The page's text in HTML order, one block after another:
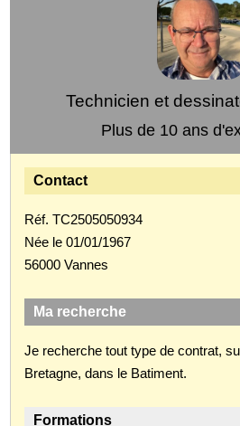
Technicien et
Plus de 10 ans
Contact
Réf. TC2505050934
Née le 01/01/1967
56000 Vannes
Ma recherche
Je recherche tout type de contrat,
Bretagne, dans le Batiment.
Formations